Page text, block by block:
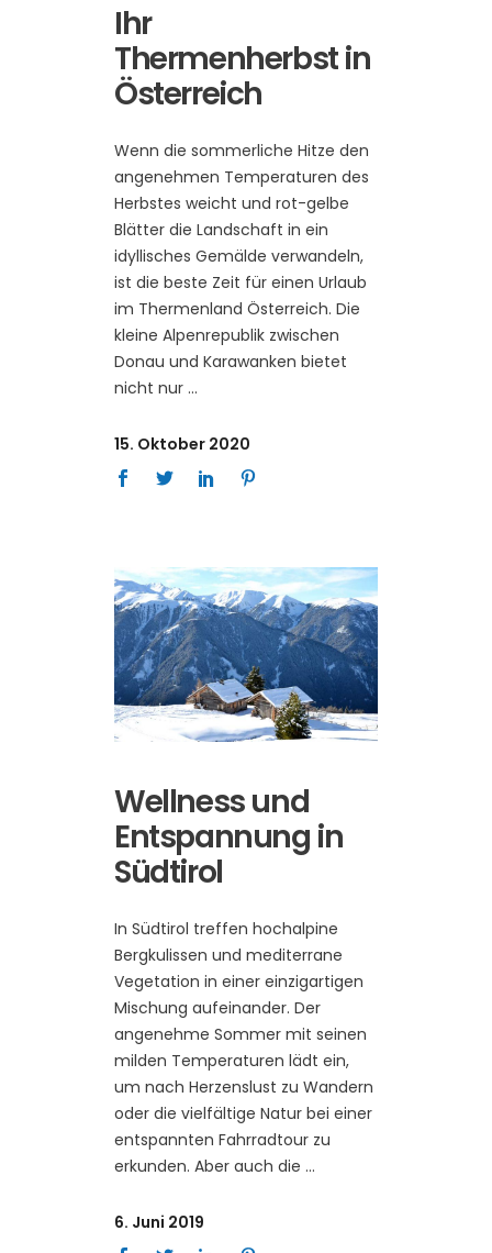
Ihr
Thermenherbst in
Österreich
Wenn die sommerliche Hitze den
angenehmen Temperaturen des
Herbstes weicht und rot-gelbe
Blätter die Landschaft in ein
idyllisches Gemälde verwandeln,
ist die beste Zeit für einen Urlaub
im Thermenland Österreich. Die
kleine Alpenrepublik zwischen
Donau und Karawanken bietet
nicht nur
15. Oktober 2020
Wellness und
Entspannung in
Südtirol
In Südtirol treffen hochalpine
Bergkulissen und mediterrane
Vegetation in einer einzigartigen
Mischung aufeinander. Der
angenehme Sommer mit seinen
milden Temperaturen lädt ein,
um nach Herzenslust zu Wandern
oder die vielfältige Natur bei einer
entspannten Fahrradtour zu
erkunden. Aber auch die
6. Juni 2019